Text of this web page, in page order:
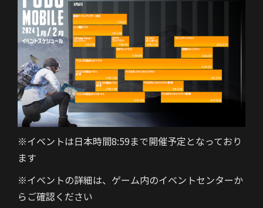
※イベントは日本時間8:59まで開催予定となっており
ます
※イベントの詳細は、ゲーム内のイベントセンターか
らご確認ください